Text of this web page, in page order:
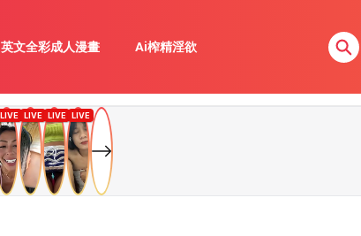
英文全彩成人漫畫 Ai榨精淫欲